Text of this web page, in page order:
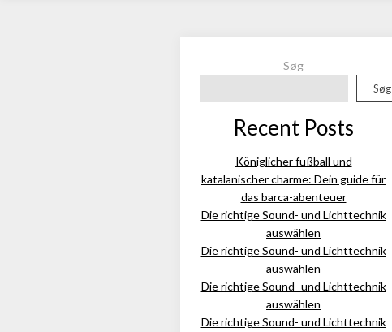
Søg
Søg
Recent Posts
Königlicher fußball und
katalanischer charme: Dein guide für
das barca-abenteuer
Die richtige Sound- und Lichttechnik
auswählen
Die richtige Sound- und Lichttechnik
auswählen
Die richtige Sound- und Lichttechnik
auswählen
Die richtige Sound- und Lichttechnik